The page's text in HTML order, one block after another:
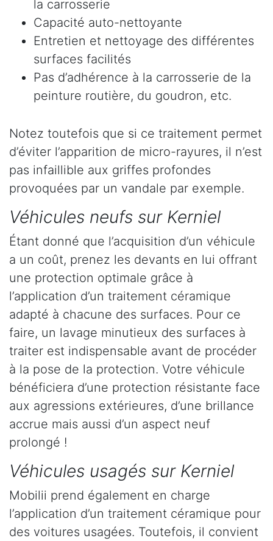
la carrosserie
Capacité auto-nettoyante
Entretien et nettoyage des différentes
surfaces facilités
Pas d’adhérence à la carrosserie de la
peinture routière, du goudron, etc.
Notez toutefois que si ce traitement permet
d’éviter l’apparition de micro-rayures, il n’est
pas infaillible aux griffes profondes
provoquées par un vandale par exemple.
Véhicules neufs sur Kerniel
Étant donné que l’acquisition d’un véhicule
a un coût, prenez les devants en lui offrant
une protection optimale grâce à
l’application d’un traitement céramique
adapté à chacune des surfaces. Pour ce
faire, un lavage minutieux des surfaces à
traiter est indispensable avant de procéder
à la pose de la protection. Votre véhicule
bénéficiera d’une protection résistante face
aux agressions extérieures, d’une brillance
accrue mais aussi d’un aspect neuf
prolongé !
Véhicules usagés sur Kerniel
Mobilii prend également en charge
l’application d’un traitement céramique pour
des voitures usagées. Toutefois, il convient